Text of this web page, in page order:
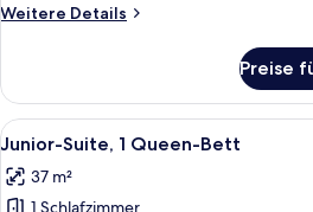
Schlafsofa
Weitere Details
Weitere
Zimmer,
1 Queen-
Bett
Schlafsofa
Preise
Alle
Fotos
für
Ein
7
Junior-Suite, 1 Queen-Bett
37 m²
1 Schlafzimmer